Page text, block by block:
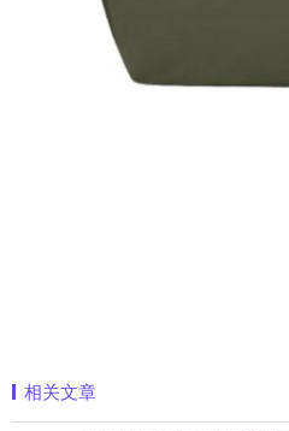
相关文章